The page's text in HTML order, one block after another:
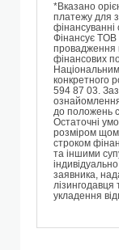
*Вказано
платежу для
фінансуванні
Фінансує
провадження
фінансових
конкретного
594 87 03.
до положень
Остаточні
розміром
строком
та іншими
заявника,
укладення